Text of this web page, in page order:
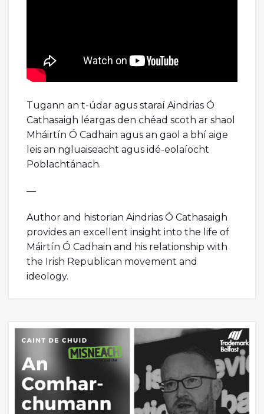
Tugann an t-údar agus staraí Aindrias Ó
Cathasaigh léargas den chéad scoth ar shaol
Mháirtín Ó Cadhain agus an gaol a bhí aige
leis an ngluaiseacht agus idé-eolaíocht
Poblachtánach.
—
Author and historian Aindrias Ó Cathasaigh
provides an excellent insight into the life of
Máirtín Ó Cadhain and his relationship with
the Irish Republican movement and
ideology.